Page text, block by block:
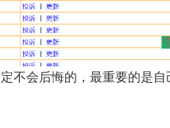
不会后悔的，最重要的是自